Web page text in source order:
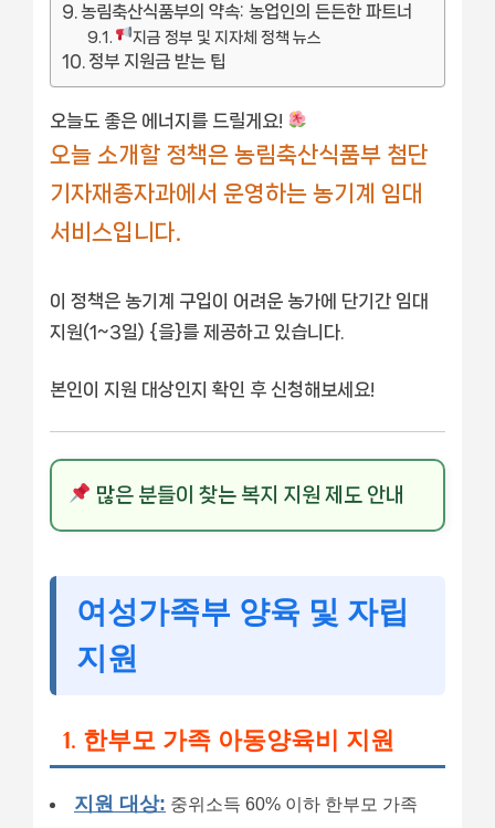
농림축산식품부의 약속: 농업인의 든든한 파트너
지금 정부 및 지자체 정책 뉴스
정부 지원금 받는 팁
오늘도 좋은 에너지를 드릴게요!
오늘 소개할 정책은 농림축산식품부 첨단
기자재종자과에서 운영하는 농기계 임대
서비스입니다.
이 정책은 농기계 구입이 어려운 농가에 단기간 임대
지원(1~3일) {을}를 제공하고 있습니다.
본인이 지원 대상인지 확인 후 신청해보세요!
많은 분들이 찾는 복지 지원 제도 안내
여성가족부 양육 및 자립
지원
1. 한부모 가족 아동양육비 지원
지원 대상: 중위소득 60% 이하 한부모 가족